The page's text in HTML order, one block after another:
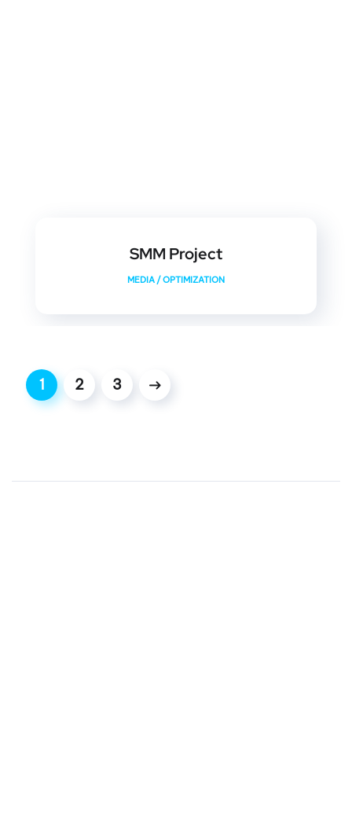
SMM Project
MEDIA /OPTIMIZATION
1 2 3